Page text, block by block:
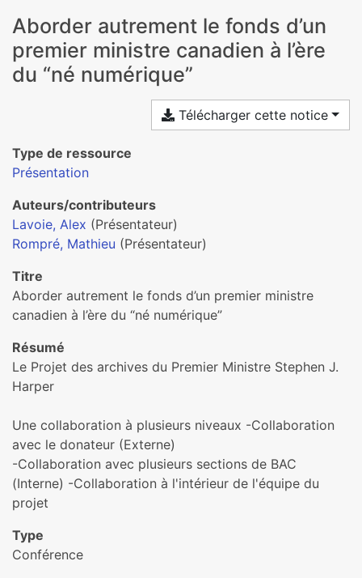
Aborder autrement le fonds d’un
premier ministre canadien à l’ère
du “né numérique”
Télécharger cette notice
Type de ressource
Présentation
Auteurs/contributeurs
Lavoie, Alex (Présentateur)
Rompré, Mathieu (Présentateur)
Titre
Aborder autrement le fonds d’un premier ministre
canadien à l’ère du “né numérique”
Résumé
Le Projet des archives du Premier Ministre Stephen J.
Harper
Une collaboration à plusieurs niveaux -Collaboration
avec le donateur (Externe)
-Collaboration avec plusieurs sections de BAC
(Interne) -Collaboration à l'intérieur de l'équipe du
projet
Type
Conférence